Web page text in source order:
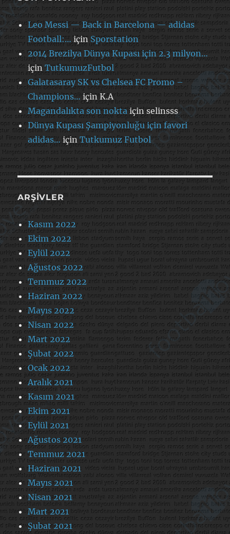
Leo Messi — Back in Barcelona — adidas
Football:… için Sporstation
2014 Brezilya Dünya Kupası için 2.3 milyon…
içinTutkumuzFutbol
Galatasaray SK vs Chelsea FC Promo –
Champions… içinK.A
Magandalıkta son noktaiçinselinsss
Dünya Kupası Şampiyonluğu için favori
adidas… içinTutkumuz Futbol
ARŞIVLER
Kasım 2022
Ekim 2022
Eylül 2022
Ağustos 2022
Temmuz 2022
Haziran 2022
Mayıs 2022
Nisan 2022
Mart 2022
Şubat 2022
Ocak 2022
Aralık 2021
Kasım 2021
Ekim 2021
Eylül 2021
Ağustos 2021
Temmuz 2021
Haziran 2021
Mayıs 2021
Nisan 2021
Mart 2021
Şubat 2021